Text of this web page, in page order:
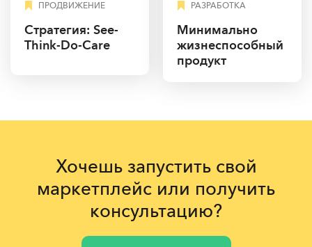
ПРОДВИЖЕНИЕ
Cтратегия: See-
Think-Do-Care
РАЗРАБОТКА
Минимально
жизнеспособный
продукт
Хочешь запустить свой
маркетплейс или получить
консультацию?